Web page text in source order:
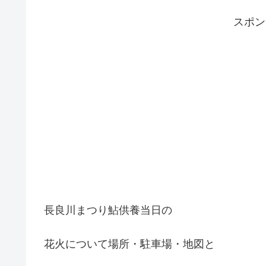
スポ
長良川まつり鮎供養当日の
花火について場所・駐車場・地図と